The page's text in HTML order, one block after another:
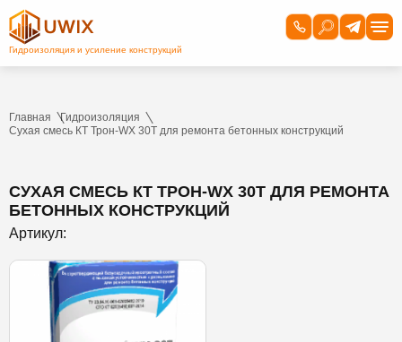
Главная
Гидроизоляция
Сухая смесь КТ Трон-WX 30T для ремонта бетонных конструкций
СУХАЯ СМЕСЬ КТ ТРОН-WX 30T ДЛЯ РЕМОНТА
БЕТОННЫХ КОНСТРУКЦИЙ
Артикул: